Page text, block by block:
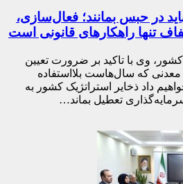
در حبس بمانند؛ فعال‌سازی،
تنها راهکار‌های قانونی است
وی با تاکید بر ضرورت تعیین
که سال‌هاست بلااستفاده
داد ذخایر استراتژیک کشور به
تعطیل بماند…